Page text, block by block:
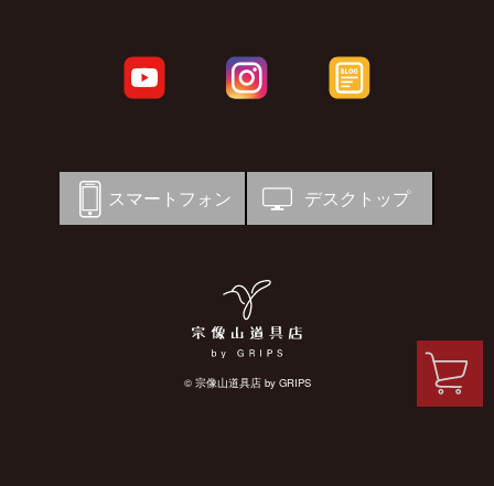
スマートフォン デスクトップ
© 宗像山道具店 by GRIPS